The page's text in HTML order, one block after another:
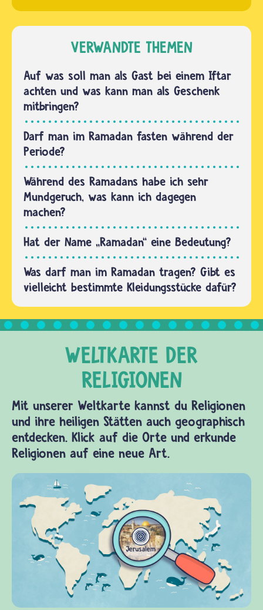
verzichten
Zeit auf
andere…
im
Sommer
liegt,
klingelt
der
Wecker in
vielen
muslimischen
Familien
morgens
schon
sehr,
sehr…
VERWANDTE THEMEN
Auf was soll man als Gast bei einem Iftar
achten und was kann man als Geschenk
mitbringen?
Darf man im Ramadan fasten während der
Periode?
Während des Ramadans habe ich sehr
Mundgeruch, was kann ich dagegen
machen?
Hat der Name „Ramadan“ eine Bedeutung?
Was darf man im Ramadan tragen? Gibt es
vielleicht bestimmte Kleidungsstücke dafür?
Mit unserer Weltkarte kannst du Religionen
und ihre heiligen Stätten auch geographisch
entdecken. Klick auf die Orte und erkunde
Religionen auf eine neue Art.